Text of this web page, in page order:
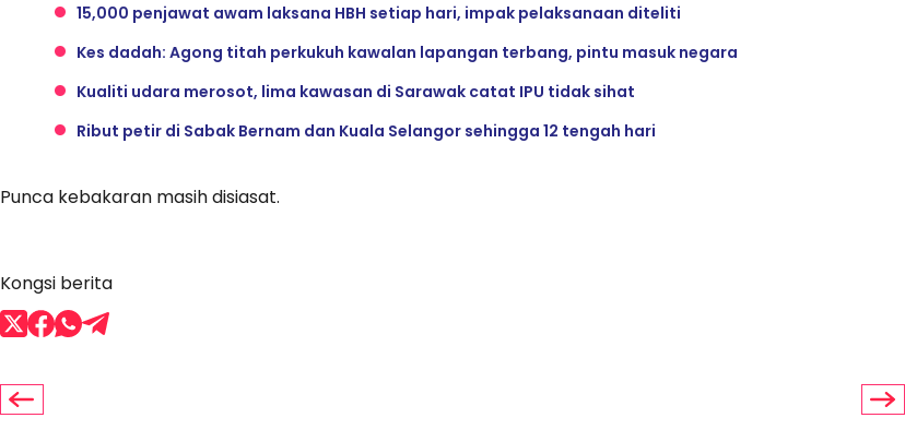
15,000 penjawat awam laksana HBH setiap hari, impak pelaksanaan diteliti
Kes dadah: Agong titah perkukuh kawalan lapangan terbang, pintu masuk negara
Kualiti udara merosot, lima kawasan di Sarawak catat IPU tidak sihat
Ribut petir di Sabak Bernam dan Kuala Selangor sehingga 12 tengah hari
Punca kebakaran masih disiasat.
Kongsi berita